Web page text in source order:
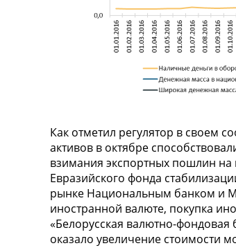
Как отметил регулятор в своем
активов в октябре
взимания экспортных пошлин на
Евразийского фонда
рынке Национальным банком и
иностранной валюте, покупка
«Белорусская валютно-
оказало увеличение стоимости